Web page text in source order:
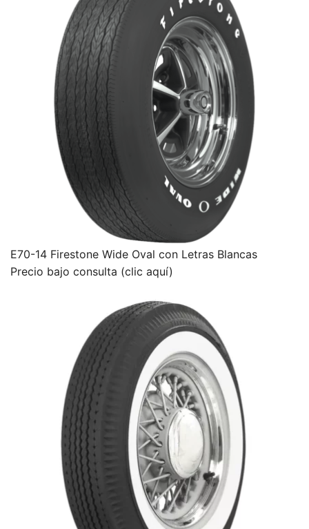
E70-14 Firestone Wide Oval con Letras Blancas
Precio bajo consulta (clic aquí)